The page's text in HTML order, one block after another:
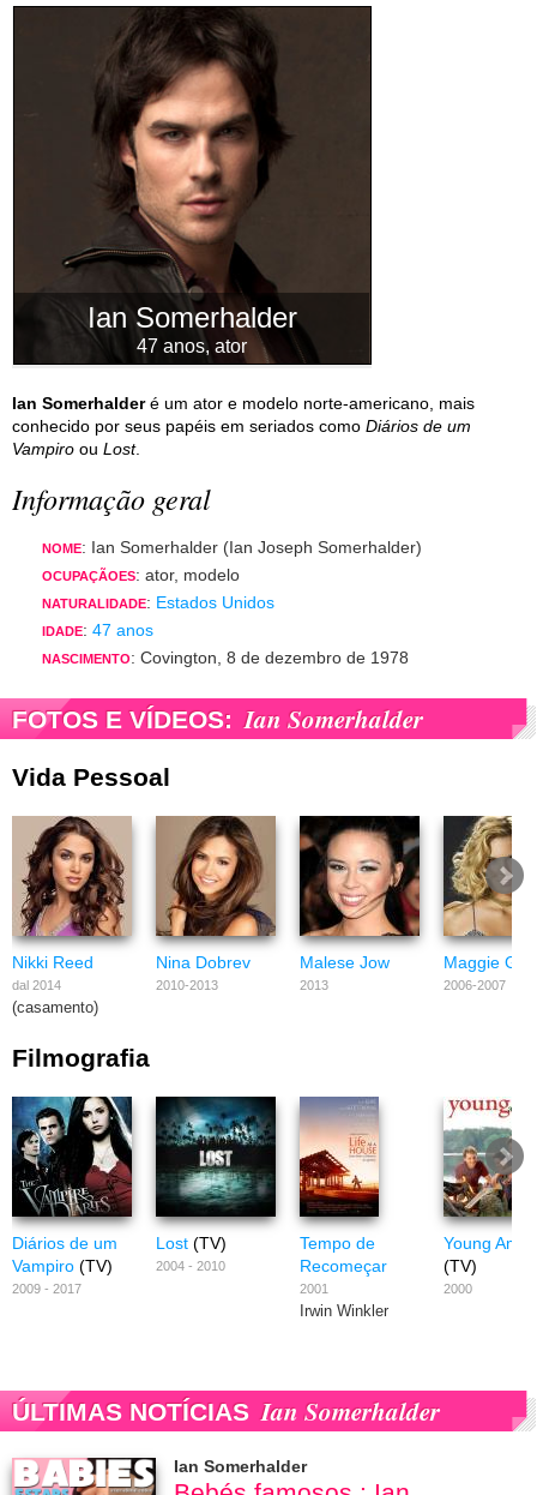
Ian Somerhalder
47 anos, ator
Ian Somerhalderé um ator e modelo norte-americano, mais
conhecido por seus papéis em seriados como Diários de um
Vampiro ou Lost.
Informação geral
NOME: Ian Somerhalder (Ian Joseph Somerhalder)
OCUPAÇÃOES: ator, modelo
NATURALIDADE: Estados Unidos
IDADE: 47 anos
NASCIMENTO: Covington, 8 de dezembro de 1978
FOTOS E VÍDEOS: Ian Somerhalder
Vida Pessoal
Nikki Reed
dal 2014
(casamento)
Nina Dobrev
2010-2013
Malese Jow
2013
Maggie
2006-2007
Filmografia
Diários de um
Vampiro (TV)
2009 - 2017
Lost (TV)
2004 - 2010
Tempo de
Recomeçar
2001
Irwin Winkler
Young
(TV)
2000
ÚLTIMAS NOTÍCIAS Ian Somerhalder
Ian Somerhalder